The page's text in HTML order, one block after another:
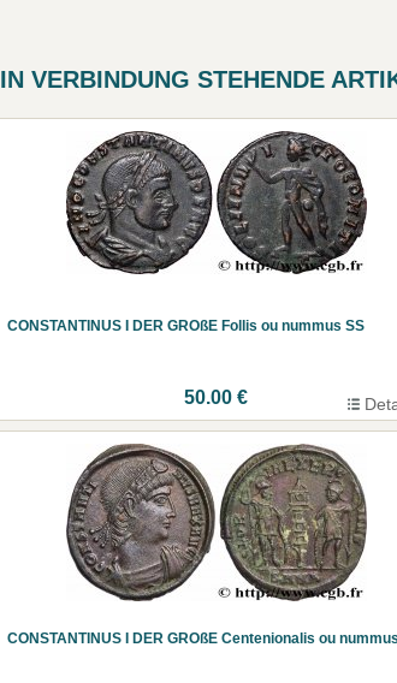
IN VERBINDUNG STEHENDE
CONSTANTINUS I DER GROßE Follis ou nummus SS
50.00 €
CONSTANTINUS I DER GROßE Centenionalis ou